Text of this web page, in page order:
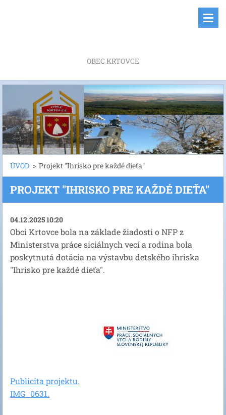
OBEC KRTOVCE
ÚVOD > Projekt "Ihrisko pre každé dieťa"
PROJEKT "IHRISKO PRE KAŽDÉ DIEŤA"
04.12.2025 10:20
Obci Krtovce bola na základe žiadosti o NFP z
Ministerstva práce siciálnych vecí a rodina bola
poskytnutá dotácia na výstavbu detského ihriska
"Ihrisko pre každé dieťa".
Publicita projektu.
IMG_0631.